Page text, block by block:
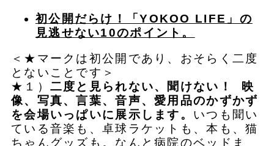
初公開だらけ！「YOKOO LIFE」の
見逃せない10のポイント。
＜★マークは初公開であり、おそらく二度
とないことです＞
★１） 二度と見られない、聞けない！ 映
像、写真、言葉、音声、愛用品のかずかず
を会場いっぱいに展示します。 いつも聞い
ている音楽も、卓球ラケットも、本も、猫
ちゃんグッズも。なんと病院のベッドま